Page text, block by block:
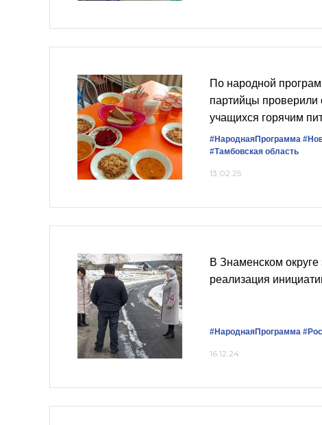
По народной
партийцы проверили
учащихся горячим
#НароднаяПрограмма
#Тамбовская область
13.02.25
В Знаменском округе
реализация
#НароднаяПрограмма
16.12.24